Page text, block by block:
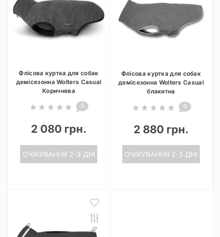
Флісова куртка для собак
демісезонна Wolters Casual
Коричнева
0
2 080 грн.
ОЧІКУВАННЯ 2-3 ДНІ
Флісова куртка для собак
демісезонна Wolters Casual
блакитна
0
2 880 грн.
ОЧІКУВАННЯ 2-3 ДНІ